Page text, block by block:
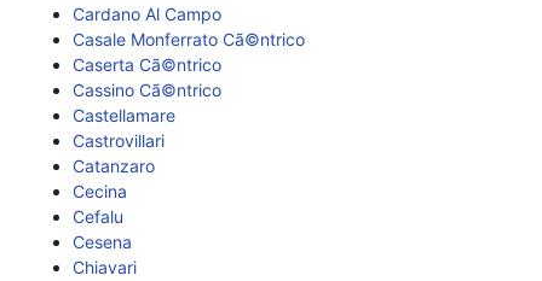
Cardano Al Campo
Casale Monferrato Cã©ntrico
Caserta Cã©ntrico
Cassino Cã©ntrico
Castellamare
Castrovillari
Catanzaro
Cecina
Cefalu
Cesena
Chiavari